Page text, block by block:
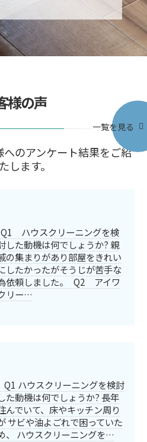
様の声
のアンケート結果をご紹
します。
一覧を見る
Q1 ハウスクリーニングを検
した動機は何でしょうか? 親
の集まりがあり部屋をきれい
したかったがそうじが苦手な
依頼しました。 Q2 アイワ
リー…
Q1 ハウスクリーニングを検討
た動機は何でしょうか? 長年
んでいて、床やキッチン周り
サビや油よごれで困っていた
、 ハウスクリーニングを…